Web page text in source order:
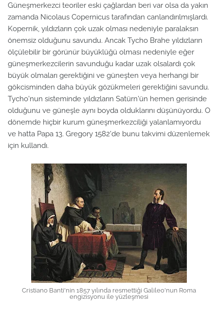
Güneşmerkezci teoriler eski çağlardan beri var olsa da yakın
zamanda Nicolaus Copernicus tarafından canlandırılmışlardı.
Kopernik, yıldızların çok uzak olması nedeniyle paralaksın
önemsiz olduğunu savundu. Ancak Tycho Brahe yıldızların
ölçülebilir bir görünür büyüklüğü olması nedeniyle eğer
güneşmerkezcilerin savunduğu kadar uzak olsalardı çok
büyük olmaları gerektiğini ve güneşten veya herhangi bir
gökcisminden daha büyük gözükmeleri gerektiğini savundu.
Tycho'nun sisteminde yıldızların Satürn'ün hemen gerisinde
olduğunu ve güneşle aynı boyda olduklarını düşünüyordu. O
dönemde hiçbir kurum güneşmerkezciliği yalanlamıyordu
ve hatta Papa 13. Gregory 1582'de bunu takvimi düzenlemek
için kullandı.
Cristiano Banti'nin 1857 yılında resmettiği Galileo'nun Roma
engizisyonu ile yüzleşmesi